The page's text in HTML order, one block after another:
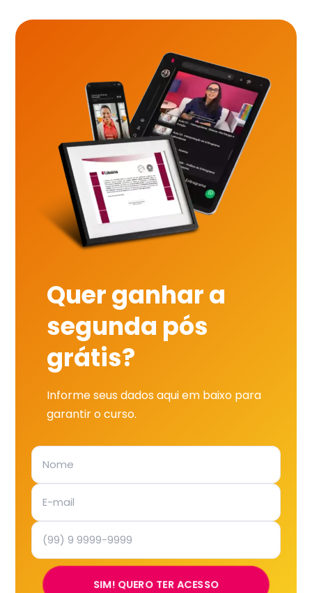
Quer ganhar a
segunda pós
grátis?
Informe seus dados aqui em baixo para
garantir o curso.
SIM! QUERO TER ACESSO